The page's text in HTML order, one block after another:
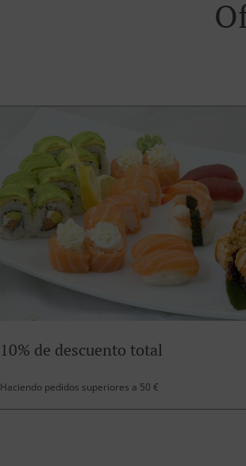
10% de descuento total
Haciendo pedidos superiores a 50 €